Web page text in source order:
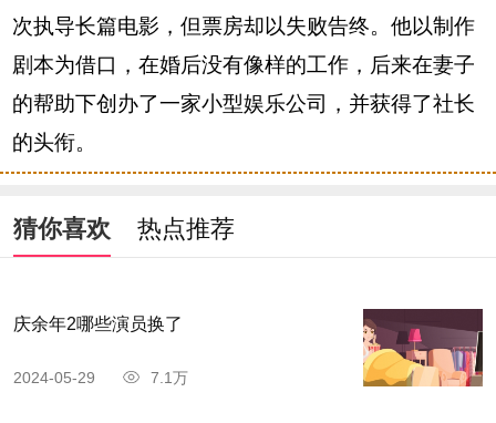
次执导长篇电影，但票房却以失败告终。他以制作
剧本为借口，在婚后没有像样的工作，后来在妻子
的帮助下创办了一家小型娱乐公司，并获得了社长
的头衔。
猜你喜欢 热点推荐
庆余年2哪些演员换了
2024-05-29 7.1万